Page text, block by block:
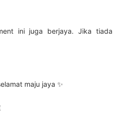
ini juga berjaya. Jika tiada
maju jaya ✨